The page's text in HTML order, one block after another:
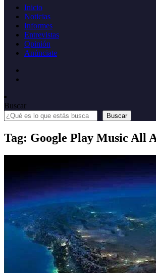
Inicio
Noticias
Informes
Entrevistas
Opinión
Anúnciate
Buscar
Buscar
Tag: Google Play Music All